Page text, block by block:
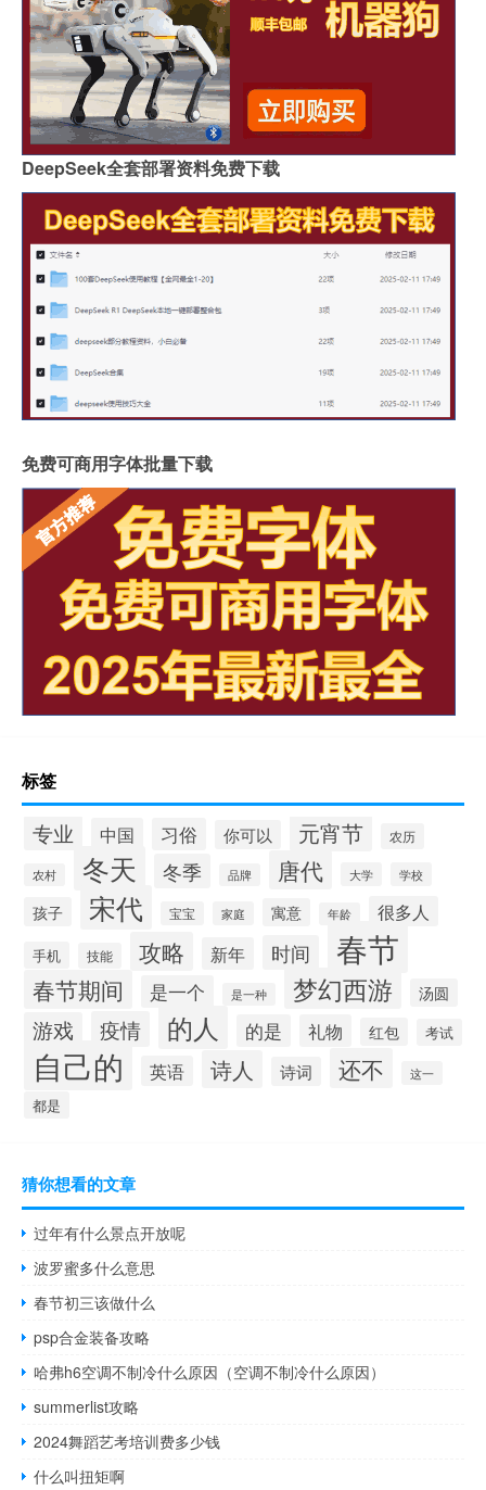
DeepSeek全套部署资料免费下载
免费可商用字体批量下载
标签
专业 中国 习俗 你可以 元宵节 农历
农村 冬天 冬季 品牌 唐代 大学 学校
孩子 宋代 宝宝 家庭 寓意 年龄 很多人
手机 技能 攻略 新年 时间 春节
春节期间 是一个 是一种 梦幻西游 汤圆
游戏 疫情 的人 的是 礼物 红包 考试
自己的 英语 诗人 诗词 还不 这一
都是
猜你想看的文章
过年有什么景点开放呢
波罗蜜多什么意思
春节初三该做什么
psp合金装备攻略
哈弗h6空调不制冷什么原因（空调不制冷什么原因）
summerlist攻略
2024舞蹈艺考培训费多少钱
什么叫扭矩啊